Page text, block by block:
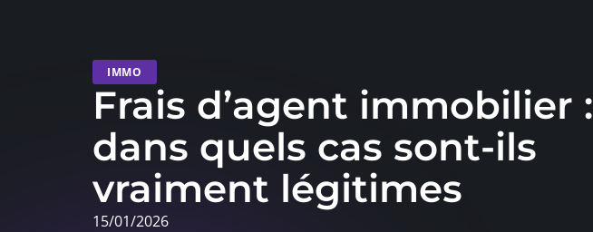
IMMO
Frais d’agent immobilier :
dans quels cas sont-ils
vraiment légitimes
15/01/2026